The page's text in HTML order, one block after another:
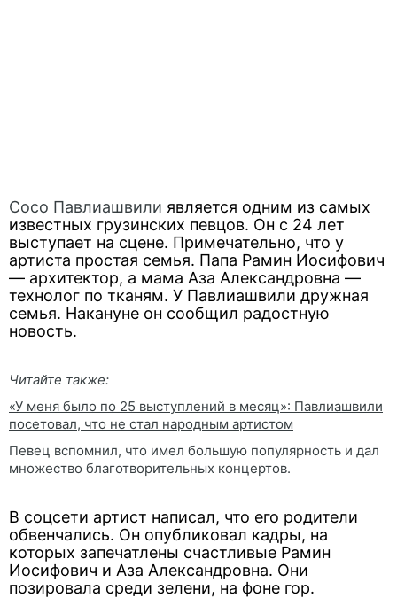
Сосо Павлиашвили является одним из самых
известных грузинских певцов. Он с 24 лет
выступает на сцене. Примечательно, что у
артиста простая семья. Папа Рамин Иосифович
— архитектор, а мама Аза Александровна —
технолог по тканям. У Павлиашвили дружная
семья. Накануне он сообщил радостную
новость.
Читайте также:
«У меня было по 25 выступлений в месяц»: Павлиашвили
посетовал, что не стал народным артистом
Певец вспомнил, что имел большую популярность и дал
множество благотворительных концертов.
В соцсети артист написал, что его родители
обвенчались. Он опубликовал кадры, на
которых запечатлены счастливые Рамин
Иосифович и Аза Александровна. Они
позировала среди зелени, на фоне гор.